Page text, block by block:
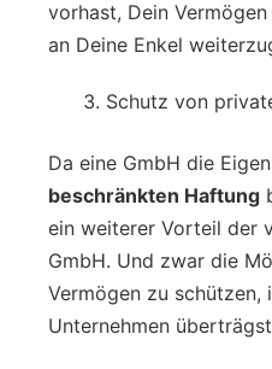
vorhast, Dein
an Deine Enkel
Schutz von
Da eine GmbH die
beschränkten Haftung
ein weiterer Vorteil der
GmbH. Und zwar die
Vermögen zu schützen,
Unternehmen